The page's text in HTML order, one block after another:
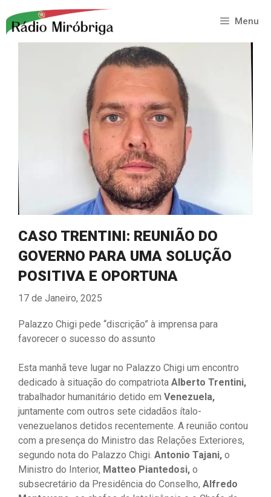
para
Menu
CASO TRENTINI: REUNIÃO DO
GOVERNO PARA UMA SOLUÇÃO
POSITIVA E OPORTUNA
17 de Janeiro, 2025
Palazzo Chigi pede “discrição” à imprensa para
favorecer o sucesso do assunto
Esta manhã teve lugar no Palazzo Chigi um encontro
dedicado à situação do compatriota Alberto Trentini,
trabalhador humanitário detido em Venezuela,
juntamente com outros sete cidadãos ítalo-
venezuelanos detidos recentemente. A reunião contou
com a presença do Ministro das Relações Exteriores,
segundo nota do Palazzo Chigi. Antonio Tajani, o
Ministro do Interior, Matteo Piantedosi, o
subsecretário da Presidência do Conselho, Alfredo